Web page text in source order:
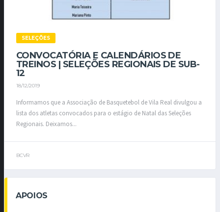
SELEÇÕES
CONVOCATÓRIA E CALENDÁRIOS DE
TREINOS | SELEÇÕES REGIONAIS DE SUB-
12
18/12/2019
Informamos que a Associação de Basquetebol de Vila Real divulgou a
lista dos atletas convocados para o estágio de Natal das Seleções
Regionais. Deixamos...
BCVR
APOIOS